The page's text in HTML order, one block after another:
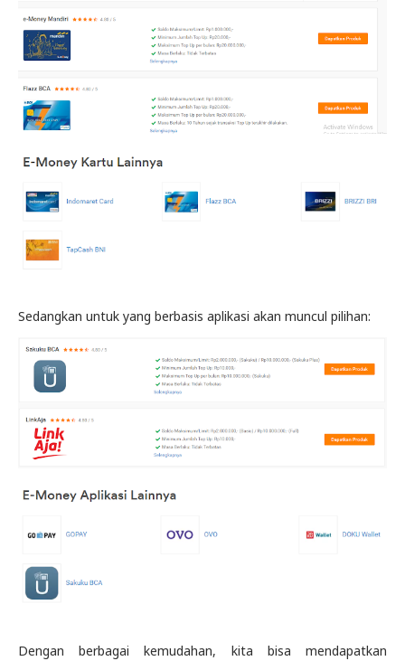
Sedangkan untuk yang berbasis aplikasi akan muncul pilihan:
Dengan berbagai kemudahan, kita bisa mendapatkan